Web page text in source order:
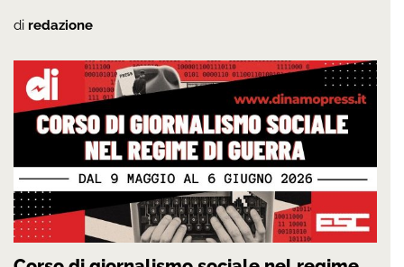
di redazione